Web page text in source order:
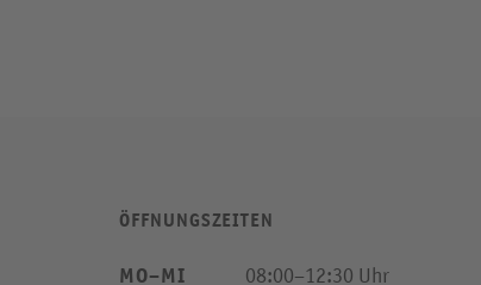
ÖFFNUNGSZEITEN
MO–MI
08:00–12:30 Uhr